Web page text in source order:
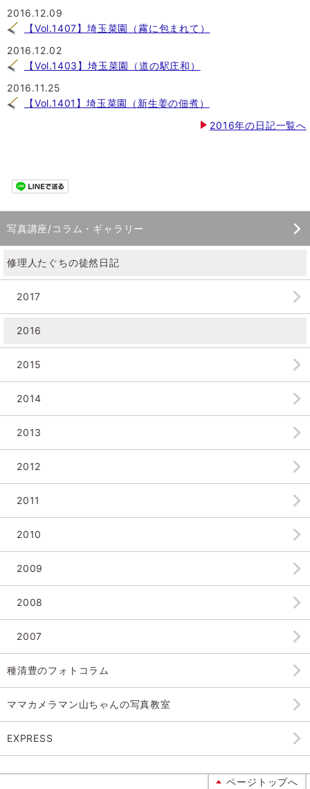
2016.12.09
【Vol.1407】埼玉菜園（霧に包まれて）
2016.12.02
【Vol.1403】埼玉菜園（道の駅庄和）
2016.11.25
【Vol.1401】埼玉菜園（新生姜の佃煮）
2016年の日記一覧へ
写真講座/コラム・ギャラリー
修理人たぐちの徒然日記
2017
2016
2015
2014
2013
2012
2011
2010
2009
2008
2007
種清豊のフォトコラム
ママカメラマン山ちゃんの写真教室
EXPRESS
ページトップへ